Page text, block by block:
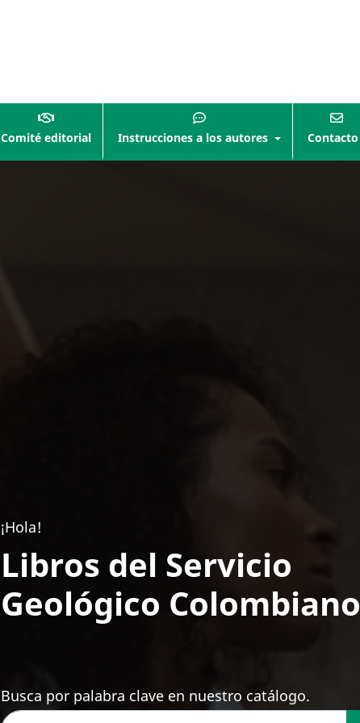
Comité editorial Instrucciones a los autores Contacto
¡Hola!
Libros del Servicio
Geológico Colombiano
Busca por palabra clave en nuestro catálogo.